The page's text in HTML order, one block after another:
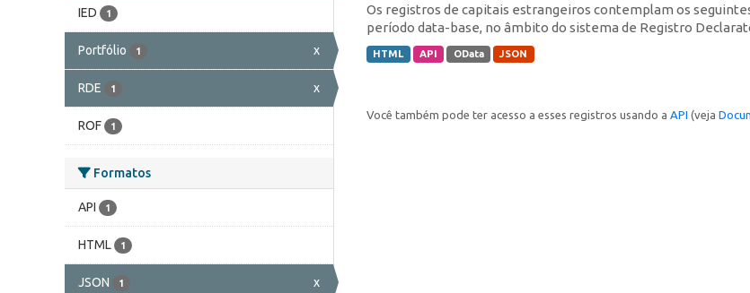
IED 1
Portfólio 1 x
RDE 1 x
ROF 1
Formatos
API 1
HTML 1
JSON 1 x
Os registros de capitais estrangeiros contemplam os
período data-base, no âmbito do sistema de Registro
HTML API OData JSON
Você também pode ter acesso a esses registros usando a API (veja